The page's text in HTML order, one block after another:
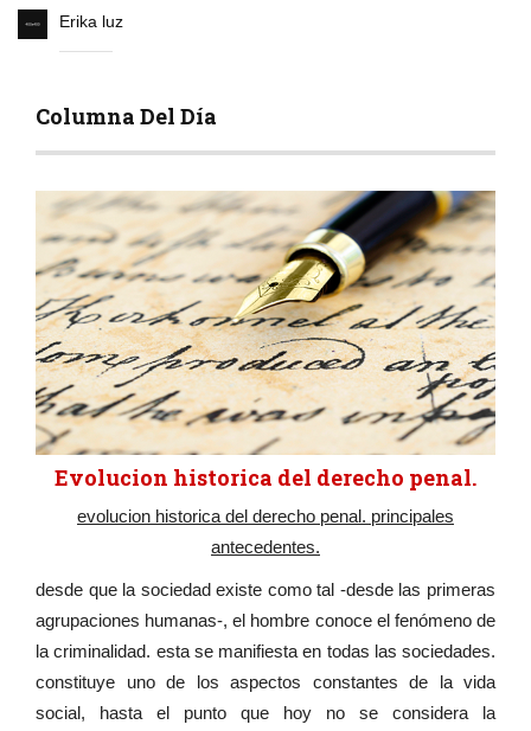
Erika luz
Columna Del Día
Evolucion historica del derecho penal.
evolucion historica del derecho penal. principales
antecedentes.
desde que la sociedad existe como tal -desde las primeras
agrupaciones humanas-, el hombre conoce el fenómeno de
la criminalidad. esta se manifiesta en todas las sociedades.
constituye uno de los aspectos constantes de la vida
social, hasta el punto que hoy no se considera la